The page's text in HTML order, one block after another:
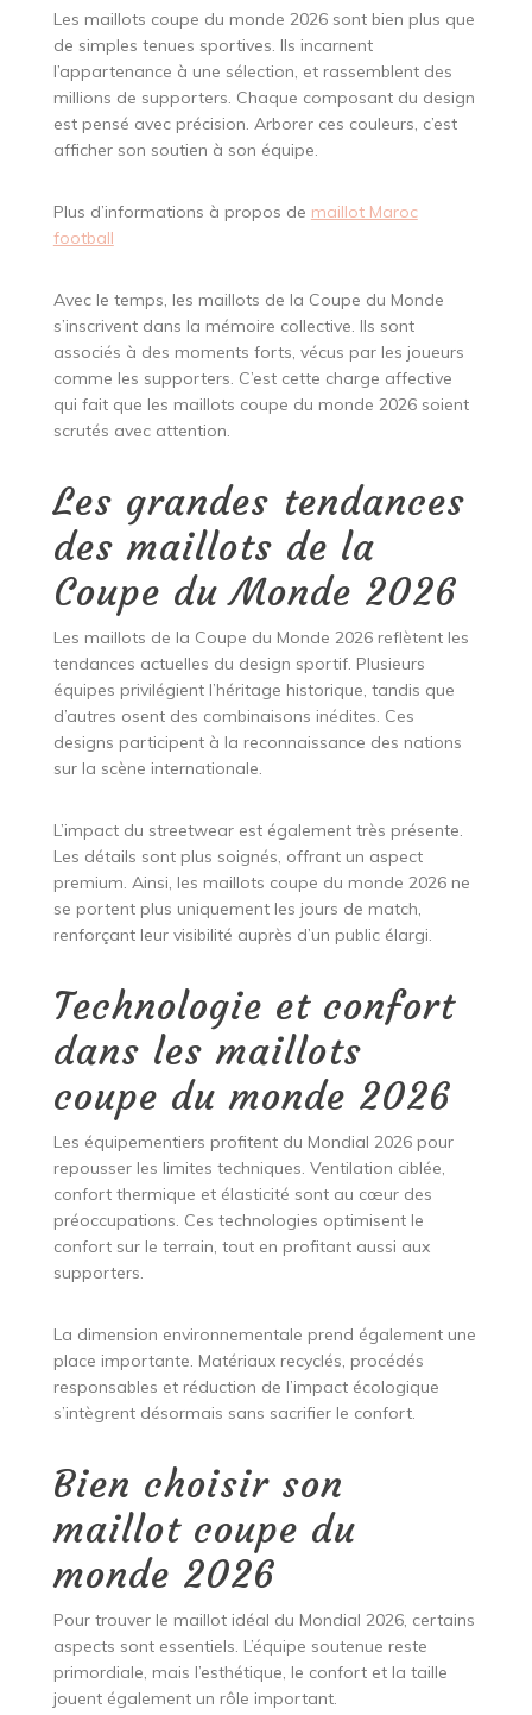
Les maillots coupe du monde 2026 sont bien plus que
de simples tenues sportives. Ils incarnent
l’appartenance à une sélection, et rassemblent des
millions de supporters. Chaque composant du design
est pensé avec précision. Arborer ces couleurs, c’est
afficher son soutien à son équipe.
Plus d’informations à propos de maillot Maroc
football
Avec le temps, les maillots de la Coupe du Monde
s’inscrivent dans la mémoire collective. Ils sont
associés à des moments forts, vécus par les joueurs
comme les supporters. C’est cette charge affective
qui fait que les maillots coupe du monde 2026 soient
scrutés avec attention.
Les grandes tendances
des maillots de la
Coupe du Monde 2026
Les maillots de la Coupe du Monde 2026 reflètent les
tendances actuelles du design sportif. Plusieurs
équipes privilégient l’héritage historique, tandis que
d’autres osent des combinaisons inédites. Ces
designs participent à la reconnaissance des nations
sur la scène internationale.
L’impact du streetwear est également très présente.
Les détails sont plus soignés, offrant un aspect
premium. Ainsi, les maillots coupe du monde 2026 ne
se portent plus uniquement les jours de match,
renforçant leur visibilité auprès d’un public élargi.
Technologie et confort
dans les maillots
coupe du monde 2026
Les équipementiers profitent du Mondial 2026 pour
repousser les limites techniques. Ventilation ciblée,
confort thermique et élasticité sont au cœur des
préoccupations. Ces technologies optimisent le
confort sur le terrain, tout en profitant aussi aux
supporters.
La dimension environnementale prend également une
place importante. Matériaux recyclés, procédés
responsables et réduction de l’impact écologique
s’intègrent désormais sans sacrifier le confort.
Bien choisir son
maillot coupe du
monde 2026
Pour trouver le maillot idéal du Mondial 2026, certains
aspects sont essentiels. L’équipe soutenue reste
primordiale, mais l’esthétique, le confort et la taille
jouent également un rôle important.